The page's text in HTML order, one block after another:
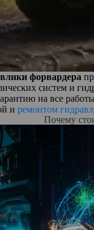
форвардера
систем и
на все
иремонтом
Почему